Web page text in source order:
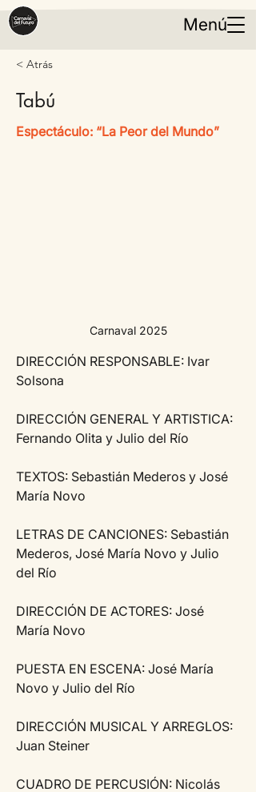
Menú
< Atrás
Tabú
Espectáculo: “La Peor del Mundo”
Carnaval 2025
DIRECCIÓN RESPONSABLE: Ivar
Solsona
DIRECCIÓN GENERAL Y ARTISTICA:
Fernando Olita y Julio del Río
TEXTOS: Sebastián Mederos y José
María Novo
LETRAS DE CANCIONES: Sebastián
Mederos, José María Novo y Julio
del Río
DIRECCIÓN DE ACTORES: José
María Novo
PUESTA EN ESCENA: José María
Novo y Julio del Río
DIRECCIÓN MUSICAL Y ARREGLOS:
Juan Steiner
CUADRO DE PERCUSIÓN: Nicolás